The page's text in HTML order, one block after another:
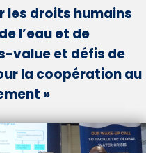
les droits humains
l’eau et de
value et défis de
la coopération au
»